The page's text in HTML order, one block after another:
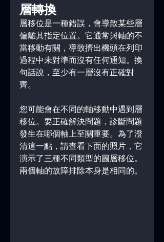
層轉換
層移位是一種錯誤，會導致某些層
偏離其指定位置。它通常與軸的不
當移動有關，導致擠出機頭在列印
過程中未對準而沒有任何通知。換
句話說，至少有一層沒有正確對
齊。
您可能會在不同的軸移動中遇到層
移位。要正確解決問題，診斷問題
發生在哪個軸上至關重要。為了澄
清這一點，請查看下面的照片，它
演示了三種不同類型的圖層移位。
兩個軸的故障排除本身是相同的。